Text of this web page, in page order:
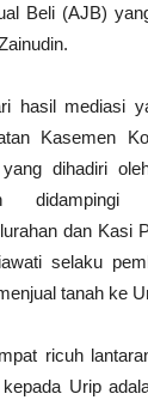
Beli (AJB)
hasil mediasi
Kasemen
dihadiri
dan Kasi
selaku
tanah ke
ricuh
Urip